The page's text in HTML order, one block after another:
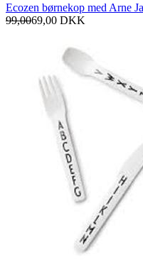
Ecozen børnekop med Arne
99,0069,00 DKK